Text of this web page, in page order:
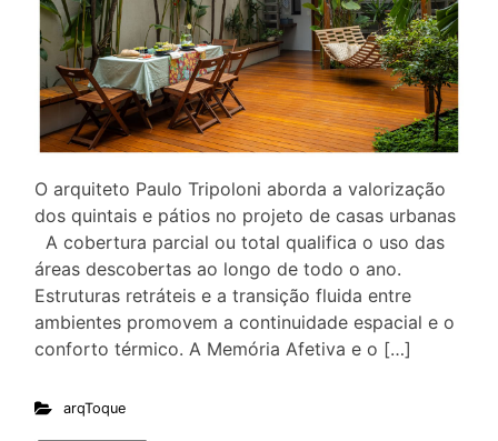
O arquiteto Paulo Tripoloni aborda a valorização
dos quintais e pátios no projeto de casas urbanas
A cobertura parcial ou total qualifica o uso das
áreas descobertas ao longo de todo o ano.
Estruturas retráteis e a transição fluida entre
ambientes promovem a continuidade espacial e o
conforto térmico. A Memória Afetiva e o […]
arqToque